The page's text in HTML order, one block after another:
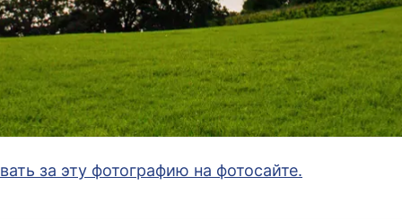
за эту фотографию на фотосайте.